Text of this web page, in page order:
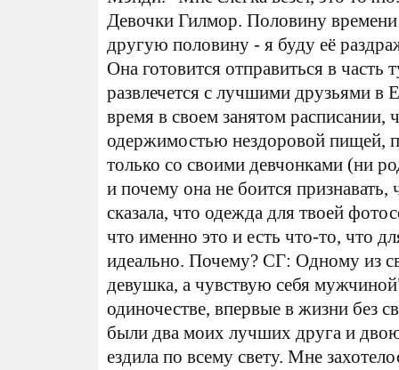
Девочки Гилмор. Половину времени
другую половину - я буду её
Она готовится отправиться в
развлечется с лучшими друзьями в
время в своем занятом расписании,
одержимостью нездоровой пищей,
только со своими девчонками (ни
и почему она не боится
сказала, что одежда для твоей
что именно это и есть что-то, что
идеально. Почему? СГ: Одному из
девушка, а чувствую себя
одиночестве, впервые в жизни без
были два моих лучших друга и
ездила по всему свету. Мне